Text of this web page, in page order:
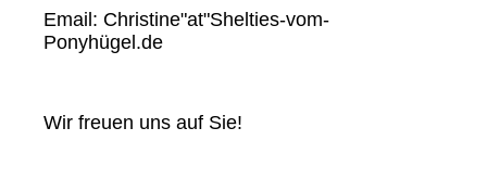
Email: Christine"at"Shelties-vom-
Ponyhügel.de
Wir freuen uns auf Sie!